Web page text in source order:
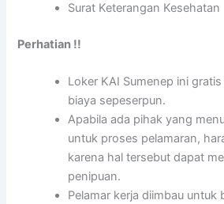
Surat Keterangan Kesehatan
Perhatian !!
Loker KAI Sumenep ini
biaya sepeserpun.
Apabila ada pihak yang
untuk proses pelamaran,
karena hal tersebut dapat
penipuan.
Pelamar kerja diimbau